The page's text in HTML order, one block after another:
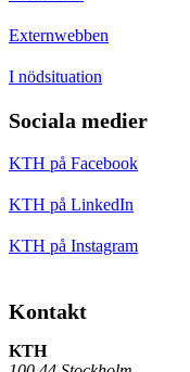
Externwebben
I nödsituation
Sociala medier
KTH på Facebook
KTH på LinkedIn
KTH på Instagram
Kontakt
KTH